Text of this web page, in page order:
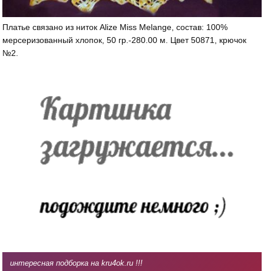
Платье связано из ниток Alize Miss Melange, состав: 100%
мерсеризованный хлопок, 50 гр.-280.00 м. Цвет 50871, крючок
№2.
интересная подборка на kru4ok.ru !!!